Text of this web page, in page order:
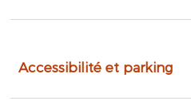
Accessibilité et parking